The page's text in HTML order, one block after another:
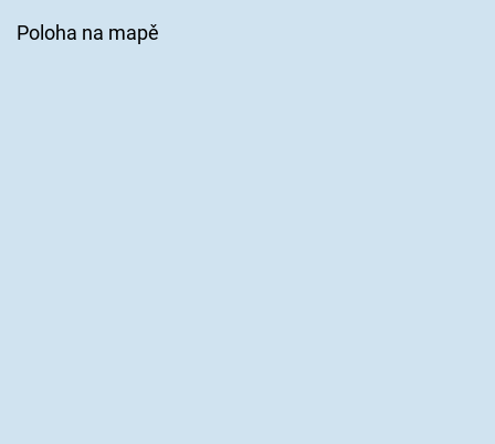
Poloha na mapě